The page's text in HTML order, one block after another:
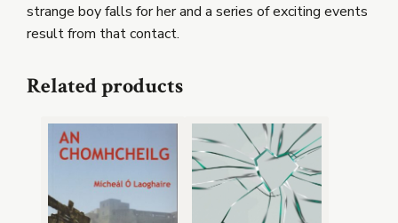
strange boy falls for her and a series of exciting events
result from that contact.
Related products